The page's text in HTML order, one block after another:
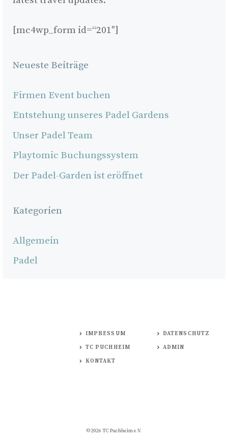
[mc4wp_form id=“201″]
Neueste Beiträge
Firmen Event buchen
Entstehung unseres Padel Gardens
Unser Padel Team
Playtomic Buchungssystem
Der Padel-Garden ist eröffnet
Kategorien
Allgemein
Padel
IMPRESSUM
TC PUCHHEIM
KONTAKT
DATENSCHUTZ
ADMIN
© 2026 TC Puchheim e.V.